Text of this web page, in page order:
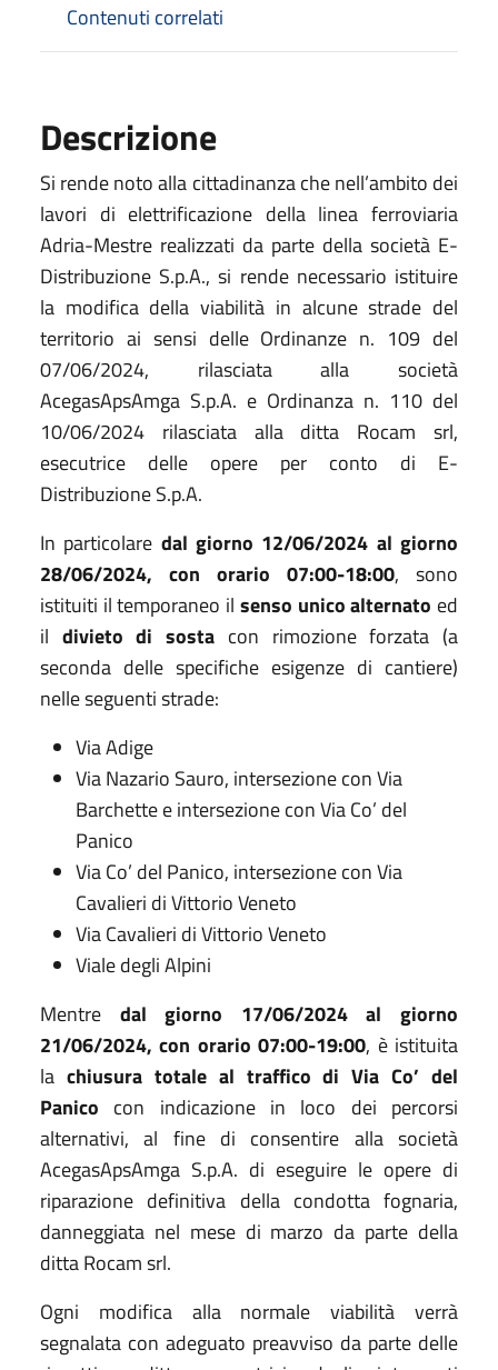
Contenuti correlati
Descrizione
Si rende noto alla cittadinanza che nell’ambito dei
lavori di elettrificazione della linea ferroviaria
Adria-Mestre realizzati da parte della società E-
Distribuzione S.p.A., si rende necessario istituire
la modifica della viabilità in alcune strade del
territorio ai sensi delle Ordinanze n. 109 del
07/06/2024, rilasciata alla società
AcegasApsAmga S.p.A. e Ordinanza n. 110 del
10/06/2024 rilasciata alla ditta Rocam srl,
esecutrice delle opere per conto di E-
Distribuzione S.p.A.
In particolare dal giorno 12/06/2024 al giorno
28/06/2024, con orario 07:00-18:00, sono
istituiti il temporaneo il senso unico alternato ed
il divieto di sosta con rimozione forzata (a
seconda delle specifiche esigenze di cantiere)
nelle seguenti strade:
Via Adige
Via Nazario Sauro, intersezione con Via
Barchette e intersezione con Via Co’ del
Panico
Via Co’ del Panico, intersezione con Via
Cavalieri di Vittorio Veneto
Via Cavalieri di Vittorio Veneto
Viale degli Alpini
Mentre dal giorno 17/06/2024 al giorno
21/06/2024, con orario 07:00-19:00, è istituita
la chiusura totale al traffico di Via Co’ del
Panico con indicazione in loco dei percorsi
alternativi, al fine di consentire alla società
AcegasApsAmga S.p.A. di eseguire le opere di
riparazione definitiva della condotta fognaria,
danneggiata nel mese di marzo da parte della
ditta Rocam srl.
Ogni modifica alla normale viabilità verrà
segnalata con adeguato preavviso da parte delle